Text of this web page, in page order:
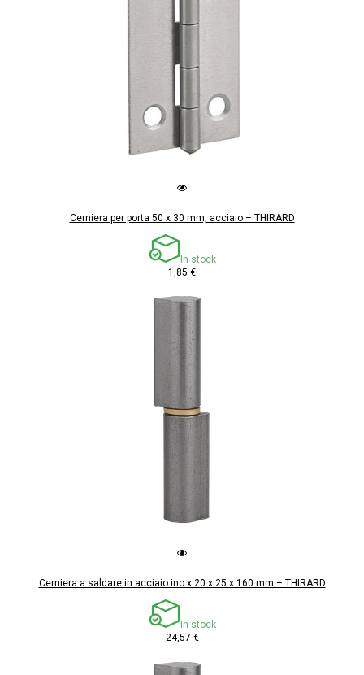
Cerniera per porta 50 x 30 mm, acciaio – THIRARD
In stock
1,85 €
Cerniera a saldare in acciaio ino x 20 x 25 x 160 mm – THIRARD
In stock
24,57 €